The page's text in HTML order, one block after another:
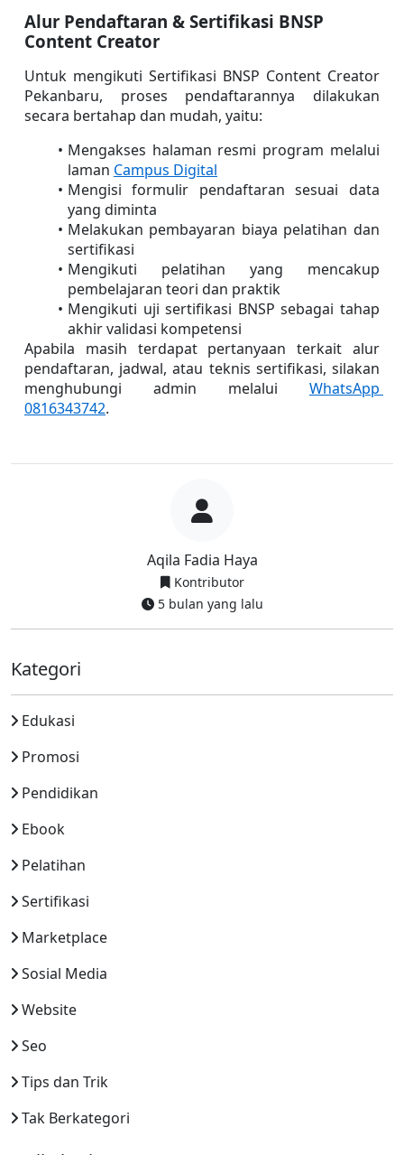
Aqila Fadia Haya
Kontributor
5 bulan yang lalu
Alur Pendaftaran & Sertifikasi BNSP
Content Creator
Untuk mengikuti Sertifikasi BNSP Content Creator
Pekanbaru, proses pendaftarannya dilakukan
secara bertahap dan mudah, yaitu:
Mengakses halaman resmi program melalui
laman Campus Digital
Mengisi formulir pendaftaran sesuai data
yang diminta
Melakukan pembayaran biaya pelatihan dan
sertifikasi
Mengikuti pelatihan yang mencakup
pembelajaran teori dan praktik
Mengikuti uji sertifikasi BNSP sebagai tahap
akhir validasi kompetensi
Apabila masih terdapat pertanyaan terkait alur
pendaftaran, jadwal, atau teknis sertifikasi, silakan
menghubungi admin melalui WhatsApp
0816343742.
Kategori
Edukasi
Promosi
Pendidikan
Ebook
Pelatihan
Sertifikasi
Marketplace
Sosial Media
Website
Seo
Tips dan Trik
Tak Berkategori